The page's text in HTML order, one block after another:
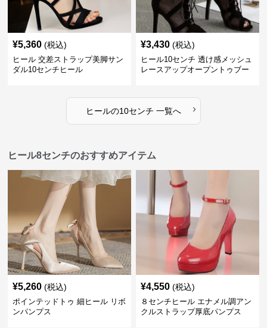
¥5,360 (税込)
ヒール 交差ストラップ美脚サン
ダル10センチヒール
¥3,430 (税込)
ヒール10センチ 透け感メッシュ
レースアップオープントゥブー
ヒールの10センチ 一覧へ ›
ヒール8センチのおすすめアイテム
¥5,260 (税込)
ポインテッドトゥ 細ヒール リボ
ンパンプス
¥4,550 (税込)
８センチヒール エナメル調アン
クルストラップ厚底パンプス